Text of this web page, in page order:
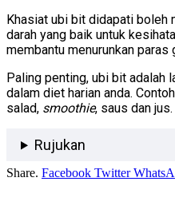
Khasiat ubi bit didapati boleh
darah yang baik untuk
membantu menurunkan paras
Paling penting, ubi bit adalah
dalam diet harian anda.
salad, smoothie, saus dan jus.
Rujukan
Share. Facebook Twitter